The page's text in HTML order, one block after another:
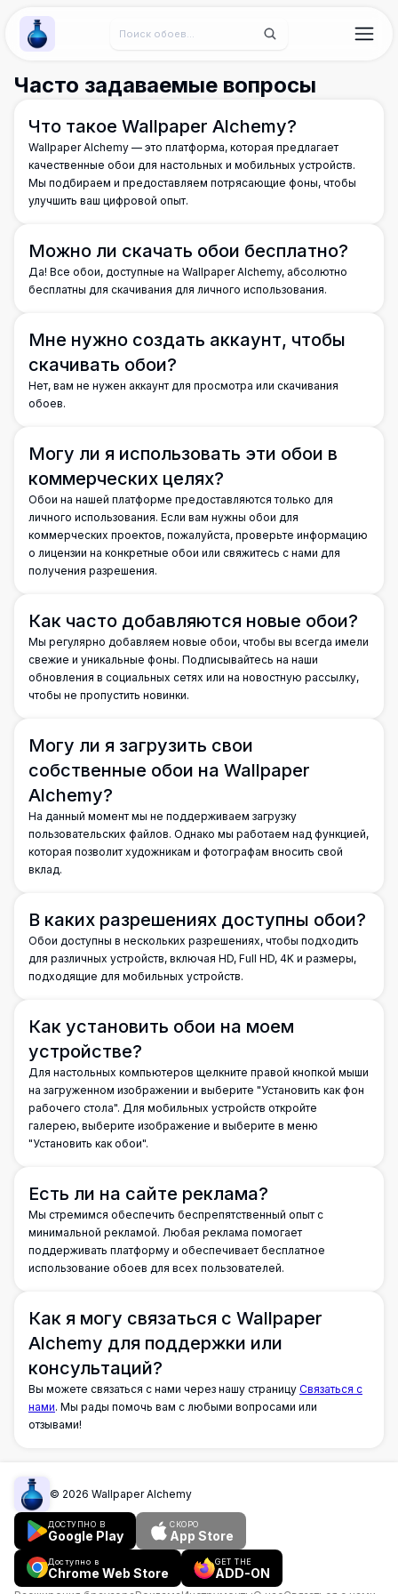
Wallpaper Alchemy
Часто задаваемые вопросы
Что такое Wallpaper Alchemy?
Wallpaper Alchemy — это платформа, которая предлагает
качественные обои для настольных и мобильных устройств.
Мы подбираем и предоставляем потрясающие фоны, чтобы
улучшить ваш цифровой опыт.
Можно ли скачать обои бесплатно?
Да! Все обои, доступные на Wallpaper Alchemy, абсолютно
бесплатны для скачивания для личного использования.
Мне нужно создать аккаунт, чтобы
скачивать обои?
Нет, вам не нужен аккаунт для просмотра или скачивания
обоев.
Могу ли я использовать эти обои в
коммерческих целях?
Обои на нашей платформе предоставляются только для
личного использования. Если вам нужны обои для
коммерческих проектов, пожалуйста, проверьте информацию
о лицензии на конкретные обои или свяжитесь с нами для
получения разрешения.
Как часто добавляются новые обои?
Мы регулярно добавляем новые обои, чтобы вы всегда имели
свежие и уникальные фоны. Подписывайтесь на наши
обновления в социальных сетях или на новостную рассылку,
чтобы не пропустить новинки.
Могу ли я загрузить свои
собственные обои на Wallpaper
Alchemy?
На данный момент мы не поддерживаем загрузку
пользовательских файлов. Однако мы работаем над функцией,
которая позволит художникам и фотографам вносить свой
вклад.
В каких разрешениях доступны обои?
Обои доступны в нескольких разрешениях, чтобы подходить
для различных устройств, включая HD, Full HD, 4K и размеры,
подходящие для мобильных устройств.
Как установить обои на моем
устройстве?
Для настольных компьютеров щелкните правой кнопкой мыши
на загруженном изображении и выберите "Установить как фон
рабочего стола". Для мобильных устройств откройте
галерею, выберите изображение и выберите в меню
"Установить как обои".
Есть ли на сайте реклама?
Мы стремимся обеспечить беспрепятственный опыт с
минимальной рекламой. Любая реклама помогает
поддерживать платформу и обеспечивает бесплатное
использование обоев для всех пользователей.
Как я могу связаться с Wallpaper
Alchemy для поддержки или
консультаций?
Вы можете связаться с нами через нашу страницу Связаться с
нами. Мы рады помочь вам с любыми вопросами или
отзывами!
© 2026 Wallpaper Alchemy
ДОСТУПНО В
Google Play
СКОРО
App Store
Доступно в
Chrome Web Store
GET THE
ADD-ON